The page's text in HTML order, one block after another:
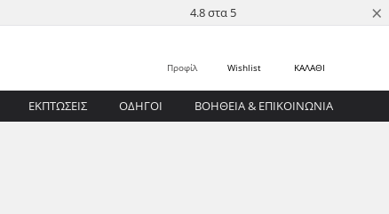
4.8 στα 5 ×
ΚΑΛΑΘΙ
Wishlist
Προφίλ
ΕΚΠΤΩΣΕΙΣ ΟΔΗΓΟΊ ΒΟΉΘΕΙΑ & ΕΠΙΚΟΙΝΩΝΊΑ